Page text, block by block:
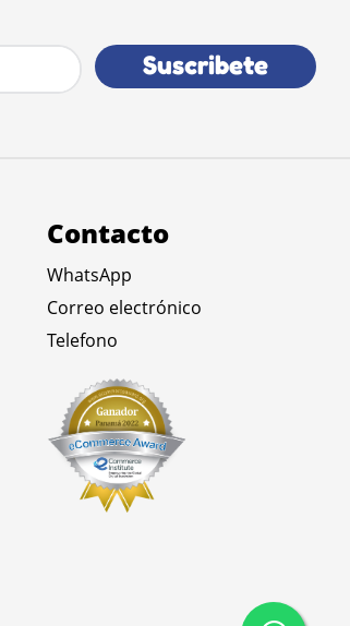
Suscribete
Contacto
WhatsApp
Correo electrónico
Telefono